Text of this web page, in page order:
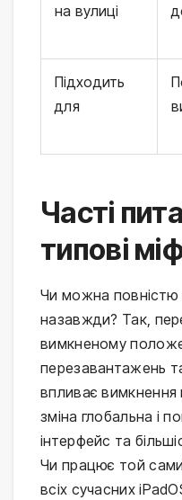
на вулиці
Підходить
для
Часті
типові
Чи можна повністю
назавжди? Так,
вимкненому
перезавантажень
впливає вимкнення
зміна глобальна і
інтерфейс та
Чи працює той
всіх сучасних